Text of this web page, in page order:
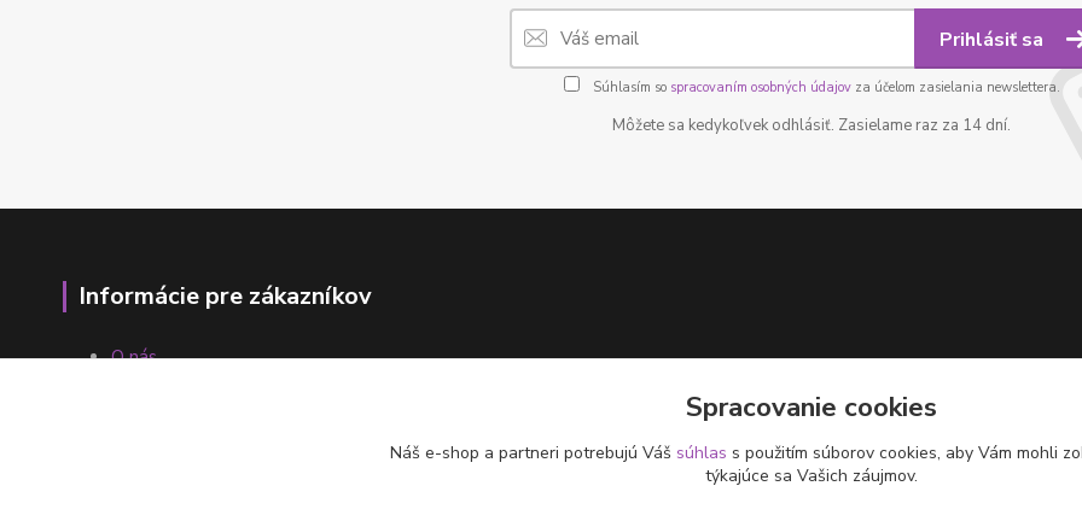
Prihlásiť sa
Súhlasím so spracovaním osobných údajovza účelom zasielania newslettera.
Môžete sa kedykoľvek odhlásiť. Zasielame raz za 14 dní.
Informácie pre zákazníkov
O nás
Spracovanie cookies
Náš e-shop a partneri potrebujú Váš súhlas s použitím súborov cookies, aby Vám mohli
týkajúce sa Vašich záujmov.